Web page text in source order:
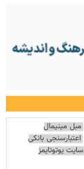
مبل مینیمال
اعتبارسنجی بانکی
سایت یوتوتایمز